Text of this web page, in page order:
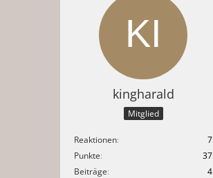
kingharald
Mitglied
Reaktionen
7
Punkte
37
Beiträge
4